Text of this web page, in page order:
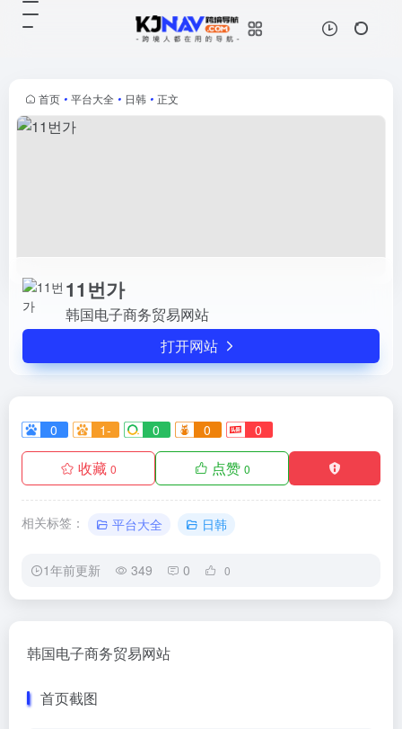
首页 • 平台大全 • 日韩 • 正文
11번가
韩国电子商务贸易网站
打开网站
0 1- 0 0 0
收藏 0 点赞 0
相关标签： 平台大全 日韩
1年前更新 349 0 0
韩国电子商务贸易网站
首页截图